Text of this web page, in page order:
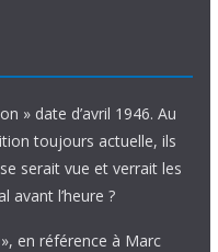
» date d’avril 1946. Au
toujours actuelle, ils
serait vue et verrait les
avant l’heure ?
en référence à Marc